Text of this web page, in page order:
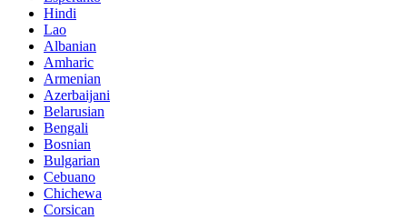
Hindi
Lao
Albanian
Amharic
Armenian
Azerbaijani
Belarusian
Bengali
Bosnian
Bulgarian
Cebuano
Chichewa
Corsican